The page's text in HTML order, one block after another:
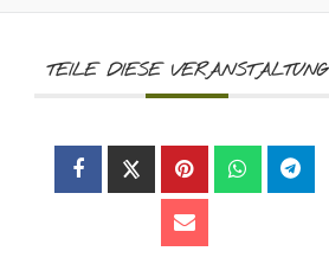
TEILE DIESE VERANSTALTUNG